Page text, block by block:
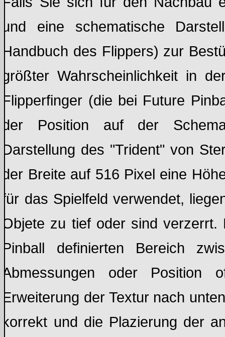
und eine schematische
Handbuch des Flippers) zur
größter Wahrscheinlichkeit in
Flipperfinger (die bei Future
der Position auf der
Darstellung des "Trident" von
der Breite auf 516 Pixel eine
für das Spielfeld verwendet,
Objete zu tief oder sind
Pinball definierten Bereich
Abmessungen oder
Erweiterung der Textur nach
korrekt und die Plazierung der